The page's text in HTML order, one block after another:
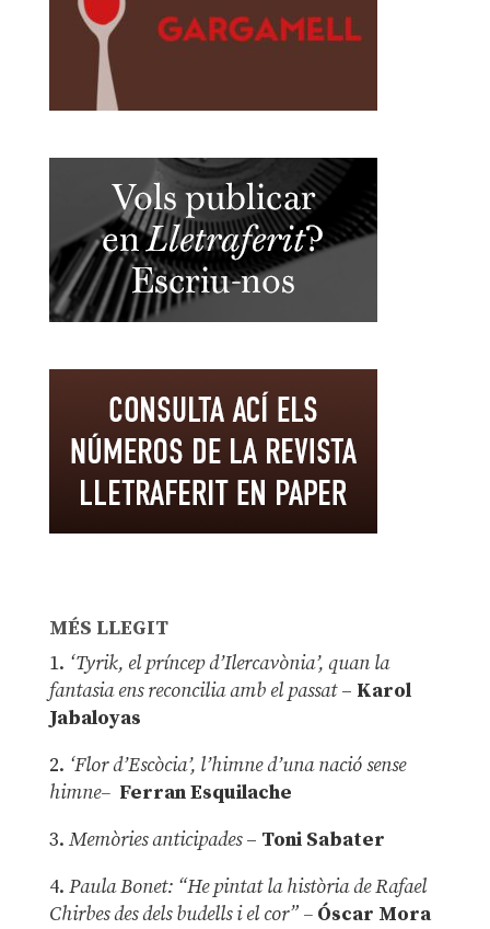
MÉS LLEGIT
1. ‘Tyrik, el príncep d’Ilercavònia’, quan la
fantasia ens reconcilia amb el passat– Karol
Jabaloyas
2. ‘Flor d’Escòcia’, l’himne d’una nació sense
himne– Ferran Esquilache
3. Memòries anticipades– Toni Sabater
4. Paula Bonet: “He pintat la història de Rafael
Chirbes des dels budells i el cor” –Óscar Mora